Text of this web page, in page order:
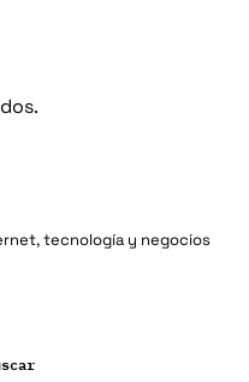
tecnología y negocios